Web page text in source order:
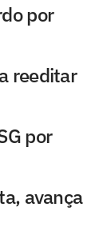
por
reeditar
por
avança